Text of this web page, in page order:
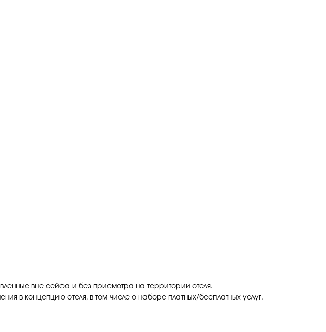
вне сейфа и без присмотра на территории отеля.
в концепцию отеля, в том числе о наборе платных/бесплатных услуг.